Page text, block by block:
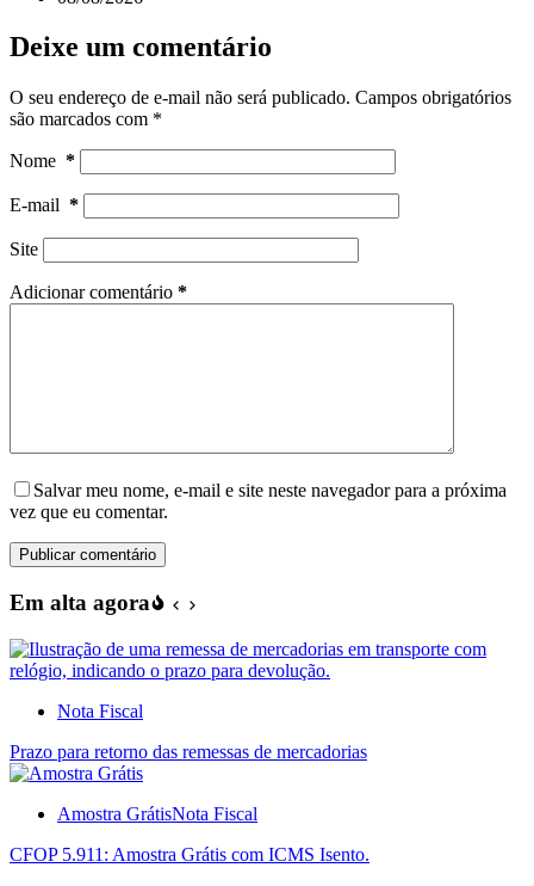
Deixe um comentário
O seu endereço de e-mail não será publicado. Campos obrigatórios
são marcados com *
Nome *
E-mail *
Site
Adicionar comentário *
Salvar meu nome, e-mail e site neste navegador para a próxima
vez que eu comentar.
Publicar comentário
Em alta agora
Nota Fiscal
Prazo para retorno das remessas de mercadorias
Amostra GrátisNota Fiscal
CFOP 5.911: Amostra Grátis com ICMS Isento.